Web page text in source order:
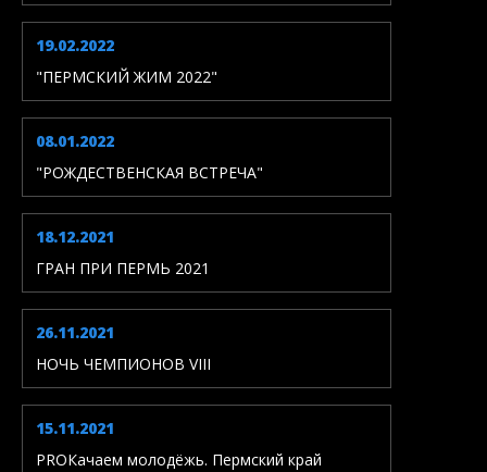
19.02.2022
"ПЕРМСКИЙ ЖИМ 2022"
08.01.2022
"РОЖДЕСТВЕНСКАЯ ВСТРЕЧА"
18.12.2021
ГРАН ПРИ ПЕРМЬ 2021
26.11.2021
НОЧЬ ЧЕМПИОНОВ VIII
15.11.2021
PROКачаем молодёжь. Пермский край